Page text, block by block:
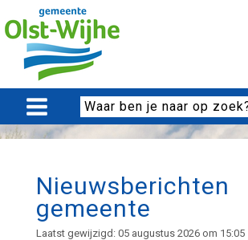
Nieuwsberichten
gemeente
Laatst gewijzigd: 05 augustus 2026 om 15:05